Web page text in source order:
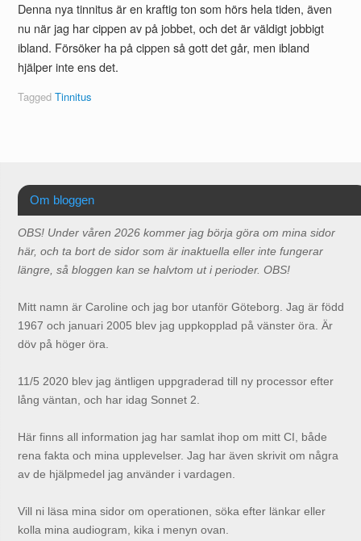
Denna nya tinnitus är en kraftig ton som hörs hela tiden, även
nu när jag har cippen av på jobbet, och det är väldigt jobbigt
ibland. Försöker ha på cippen så gott det går, men ibland
hjälper inte ens det.
Tagged Tinnitus
Om bloggen
OBS! Under våren 2026 kommer jag börja göra om mina sidor
här, och ta bort de sidor som är inaktuella eller inte fungerar
längre, så bloggen kan se halvtom ut i perioder. OBS!
Mitt namn är Caroline och jag bor utanför Göteborg. Jag är född
1967 och januari 2005 blev jag uppkopplad på vänster öra. Är
döv på höger öra.
11/5 2020 blev jag äntligen uppgraderad till ny processor efter
lång väntan, och har idag Sonnet 2.
Här finns all information jag har samlat ihop om mitt CI, både
rena fakta och mina upplevelser. Jag har även skrivit om några
av de hjälpmedel jag använder i vardagen.
Vill ni läsa mina sidor om operationen, söka efter länkar eller
kolla mina audiogram, kika i menyn ovan.